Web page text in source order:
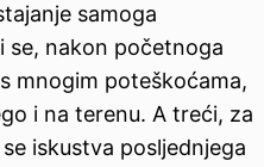
samoga
se, nakon početnoga
mnogim poteškoćama,
i na terenu. A treći, za
iskustva posljednjega